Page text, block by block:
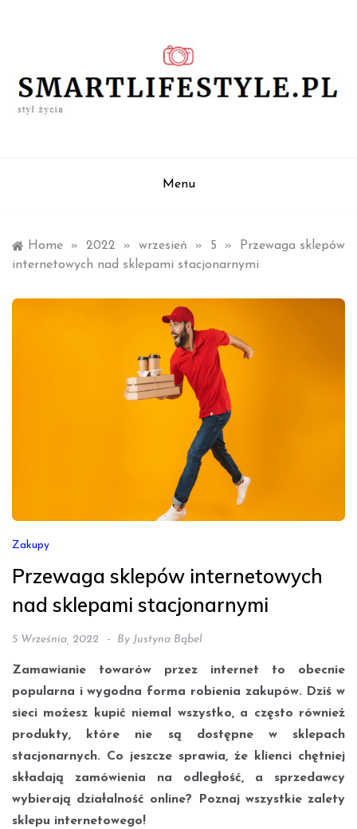
Menu
Home » 2022 » wrzesień » 5 »
Przewaga sklepów
internetowych nad sklepami stacjonarnymi
Zakupy
Przewaga sklepów internetowych
nad sklepami stacjonarnymi
5 Września, 2022 By Justyna Bąbel
Zamawianie towarów przez internet to obecnie
popularna i wygodna forma robienia zakupów. Dziś w
sieci możesz kupić niemal wszystko, a często również
produkty, które nie są dostępne w sklepach
stacjonarnych. Co jeszcze sprawia, że klienci chętniej
składają zamówienia na odległość, a sprzedawcy
wybierają działalność online? Poznaj wszystkie zalety
sklepu internetowego!